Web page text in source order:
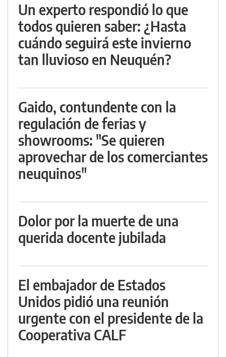
Un experto respondió lo que
todos quieren saber: ¿Hasta
cuándo seguirá este invierno
tan lluvioso en Neuquén?
Gaido, contundente con la
regulación de ferias y
showrooms: "Se quieren
aprovechar de los comerciantes
neuquinos"
Dolor por la muerte de una
querida docente jubilada
El embajador de Estados
Unidos pidió una reunión
urgente con el presidente de la
Cooperativa CALF